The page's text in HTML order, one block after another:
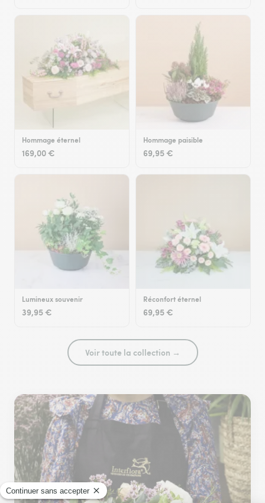
Hommage éternel
169,00 €
Hommage paisible
69,95 €
Lumineux souvenir
39,95 €
Réconfort éternel
69,95 €
Voir toute la collection →